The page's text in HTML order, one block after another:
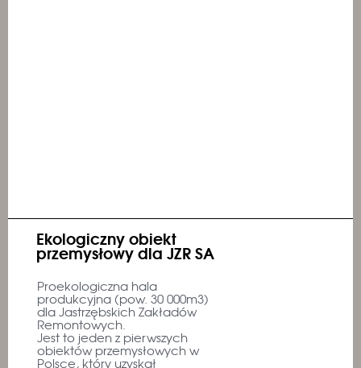
Ekologiczny obiekt
przemysłowy dla JZR SA
Proekologiczna hala
produkcyjna (pow. 30 000m3)
dla Jastrzębskich Zakładów
Remontowych.
Jest to jeden z pierwszych
obiektów przemysłowych w
Polsce, który uzyskał